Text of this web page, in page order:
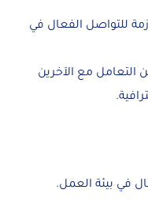
للتواصل الفعال في
مع الآخرين
في بيئة العمل.